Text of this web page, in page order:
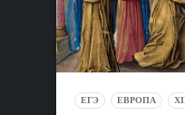
ЕГЭ ЕВРОПА